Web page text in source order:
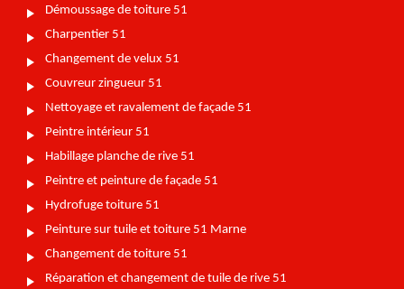
Démoussage de toiture 51
Charpentier 51
Changement de velux 51
Couvreur zingueur 51
Nettoyage et ravalement de façade 51
Peintre intérieur 51
Habillage planche de rive 51
Peintre et peinture de façade 51
Hydrofuge toiture 51
Peinture sur tuile et toiture 51 Marne
Changement de toiture 51
Réparation et changement de tuile de rive 51